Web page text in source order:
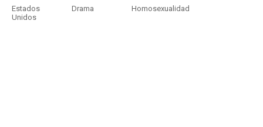
Estados
Unidos
Drama Homosexualidad